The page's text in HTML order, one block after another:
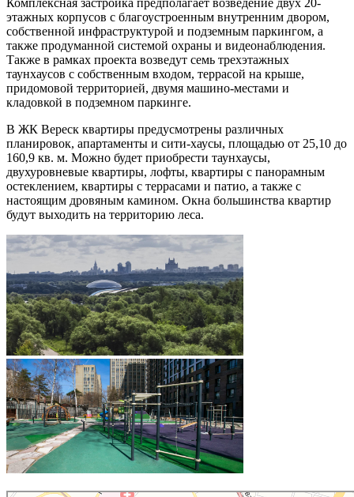
этажных корпусов с благоустроенным внутренним двором,
собственной инфраструктурой и подземным паркингом, а
также продуманной системой охраны и видеонаблюдения.
Также в рамках проекта возведут семь трехэтажных
таунхаусов с собственным входом, террасой на крыше,
придомовой территорией, двумя машино-местами и
кладовкой в подземном паркинге.
В ЖК Вереск квартиры предусмотрены различных
планировок, апартаменты и сити-хаусы, площадью от 25,10 до
160,9 кв. м. Можно будет приобрести таунхаусы,
двухуровневые квартиры, лофты, квартиры с панорамным
остеклением, квартиры с террасами и патио, а также с
настоящим дровяным камином. Окна большинства квартир
будут выходить на территорию леса.